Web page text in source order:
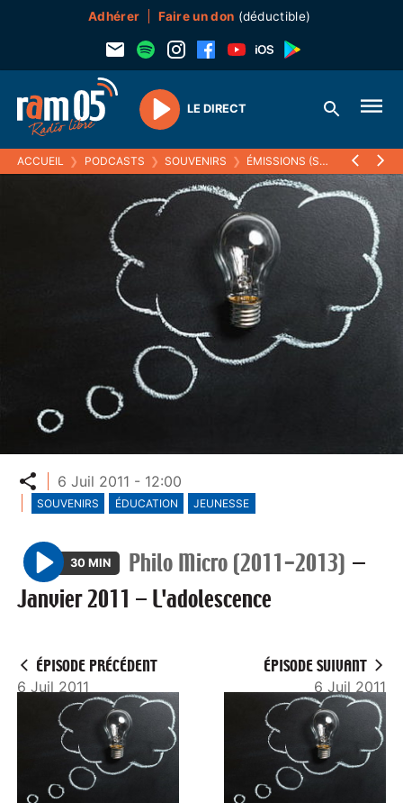
Adhérer Faire un don (déductible)
Play
LE DIRECT
ACCUEIL ❯ PODCASTS ❯ SOUVENIRS ❯ ÉMISSIONS (SOUVENIRS) ❯
Partager
6 Juil 2011 - 12:00
SOUVENIRS ÉDUCATION JEUNESSE
P
l
30 MIN Philo Micro (2011-2013) —
Janvier 2011 – L'adolescence
ÉPISODE PRÉCÉDENT
6 Juil 2011
ÉPISODE SUIVANT
6 Juil 2011